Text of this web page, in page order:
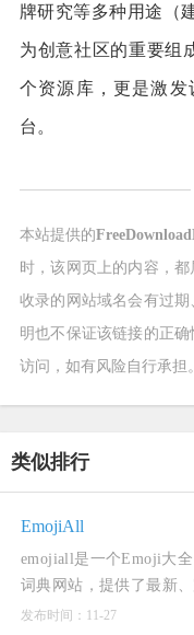
牌研究等多种用途（
为创意社区的重要组
个资源库，更是激
台。
本站提供的
时，该网页上的内容，
收录的网站域名会有过
明也不保证该链接的正
访问，如有风险自行承担。
类似排行
EmojiAll
emojiall是一个Emoji大
词典网站，提供了最新
索和相关信息，包括表情
发布时间：11-27